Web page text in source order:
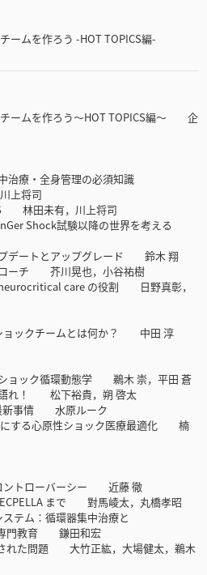
ームを作ろう -HOT TOPICS編-
ームを作ろう～HOT TOPICS編～ 企
療・全身管理の必須知識
上将司
林田未有，川上将司
Shock試験以降の世界を考える
デートとアップグレード 鈴木 翔
ローチ 芥川晃也，小谷祐樹
neurocritical care の役割 日野真彰，
ョックチームとは何か？ 中田 淳
ョック循環動態学 鵜木 崇，平田 蒼
語れ！ 松下裕貴，朔 啓太
新事情 水原ルーク
にする心原性ショック医療最適化 楠
ントローバーシー 近藤 徹
まで 對馬崚太，丸橋孝昭
テム：循環器集中治療と
門教育 鎌田和宏
れた問題 大竹正紘，大場健太，鵜木